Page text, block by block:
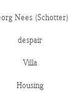
Nees (Schotter)
despair
Villa
Housing